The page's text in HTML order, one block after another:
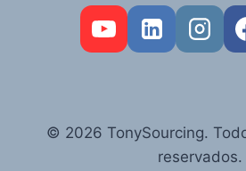
© 2026 TonySourcing.
reservados.